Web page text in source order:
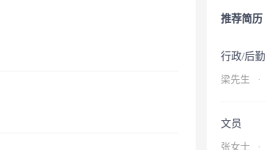
推荐简历
行政/后勤
梁先生 ·
文员
张女士 ·